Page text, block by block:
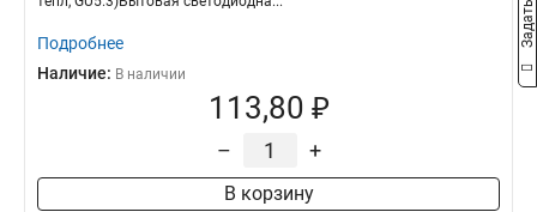
Подробнее
Наличие: В наличии
113,80 ₽
– +
В корзину